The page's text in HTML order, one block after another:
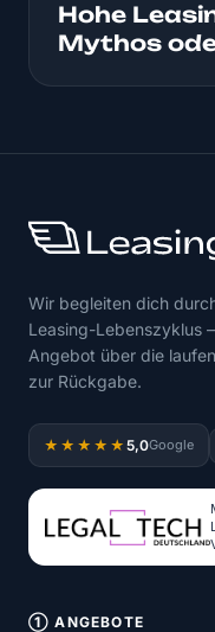
Hohe
Mythos
Wir begleiten dich
Leasing-Lebenszyklus
Angebot über die
zur Rückgabe.
★★★★★ 5,0Google
① ANGEBOTE